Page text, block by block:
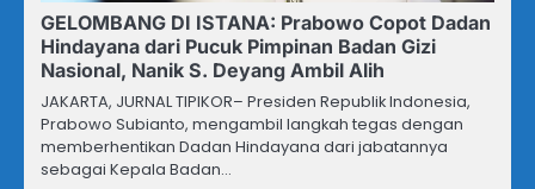
GELOMBANG DI ISTANA: Prabowo Copot Dadan
Hindayana dari Pucuk Pimpinan Badan Gizi
Nasional, Nanik S. Deyang Ambil Alih
JAKARTA, JURNAL TIPIKOR– Presiden Republik Indonesia,
Prabowo Subianto, mengambil langkah tegas dengan
memberhentikan Dadan Hindayana dari jabatannya
sebagai Kepala Badan…